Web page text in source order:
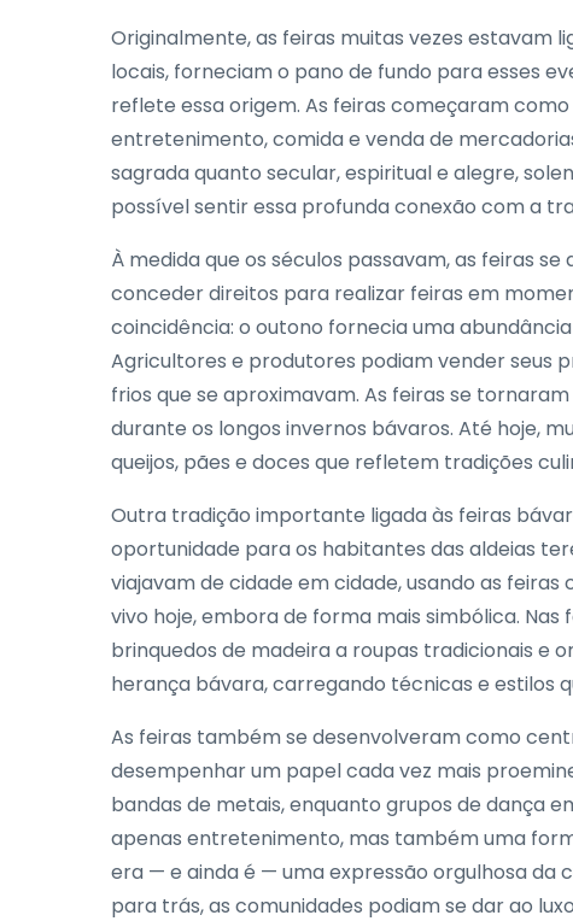
Originalmente, as feiras muitas vezes estavam
locais, forneciam o pano de fundo para esses
reflete essa origem. As feiras começaram
entretenimento, comida e venda de
sagrada quanto secular, espiritual e alegre,
possível sentir essa profunda conexão com a
À medida que os séculos passavam, as feiras
conceder direitos para realizar feiras em
coincidência: o outono fornecia uma
Agricultores e produtores podiam vender seus
frios que se aproximavam. As feiras se
durante os longos invernos bávaros. Até hoje,
queijos, pães e doces que refletem tradições
Outra tradição importante ligada às feiras
oportunidade para os habitantes das aldeias
viajavam de cidade em cidade, usando as
vivo hoje, embora de forma mais simbólica.
brinquedos de madeira a roupas tradicionais e
herança bávara, carregando técnicas e estilos
As feiras também se desenvolveram como
desempenhar um papel cada vez mais
bandas de metais, enquanto grupos de dança
apenas entretenimento, mas também uma
era — e ainda é — uma expressão orgulhosa da
para trás, as comunidades podiam se dar ao